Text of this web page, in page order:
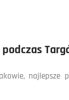
najlepsze